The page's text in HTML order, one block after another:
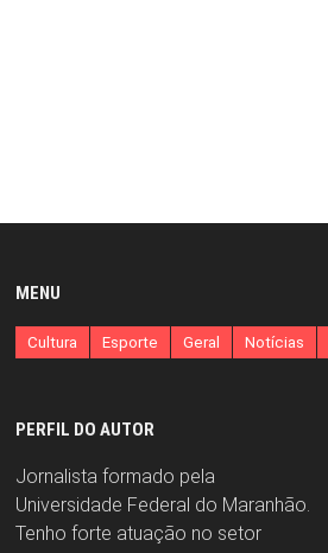
MENU
Cultura Esporte Geral Notícias
PERFIL DO AUTOR
Jornalista formado pela
Universidade Federal do Maranhão.
Tenho forte atuação no setor